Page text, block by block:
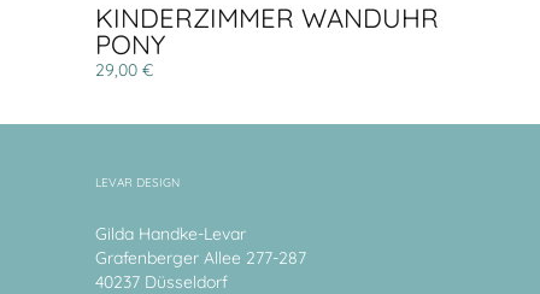
KINDERZIMMER WANDUHR
PONY
29,00 €
LEVAR DESIGN
Gilda Handke-Levar
Grafenberger Allee 277-287
40237 Düsseldorf